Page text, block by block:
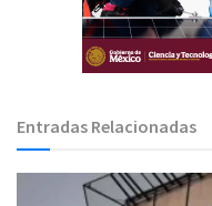
Entradas Relacionadas